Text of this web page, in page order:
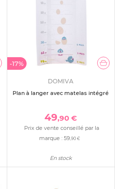
-17%
DOMIVA
Plan à langer avec matelas intégré
49,90 €
Prix de vente conseillé par la
marque :59,90 €
En stock